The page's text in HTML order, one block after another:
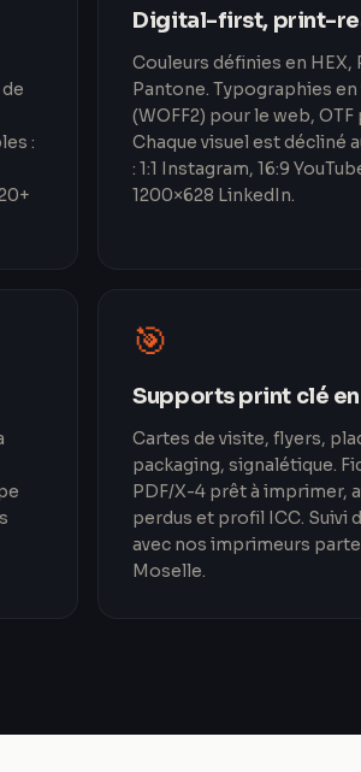
:
Digital-first, print-
Couleurs définies en HEX,
Pantone. Typographies
(WOFF2) pour le web,
Chaque visuel est décliné
: 1:1 Instagram, 16:9
1200×628 LinkedIn.
🎯
Supports print clé
Cartes de visite, flyers,
packaging, signalétique.
PDF/X-4 prêt à imprimer,
perdus et profil ICC. Suivi
avec nos imprimeurs
Moselle.